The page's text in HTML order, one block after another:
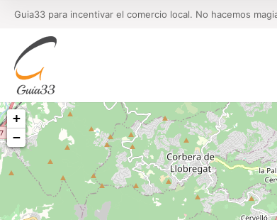
Guia33 para incentivar el comercio local. No hacemos
+
−